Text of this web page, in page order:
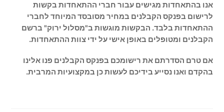
אנו בהתאחדות מגישים עבור חברי ההתאחדות בקשות
לרישום בפנקס הקבלנים במחיר מסובסד המיוחד לחברי
ההתאחדות בלבד. הבקשות מוגשות ב"מסלול ירוק" ברשם
הקבלנים ומטופלים באופן אישי על ידי צוות ההתאחדות.
אם טרם הסדרתם את רישומכם בפנקס הקבלנים פנו אלינו
בהקדם ואנו נסייע בידיכם לעשות כן במקצועיות המרבית.